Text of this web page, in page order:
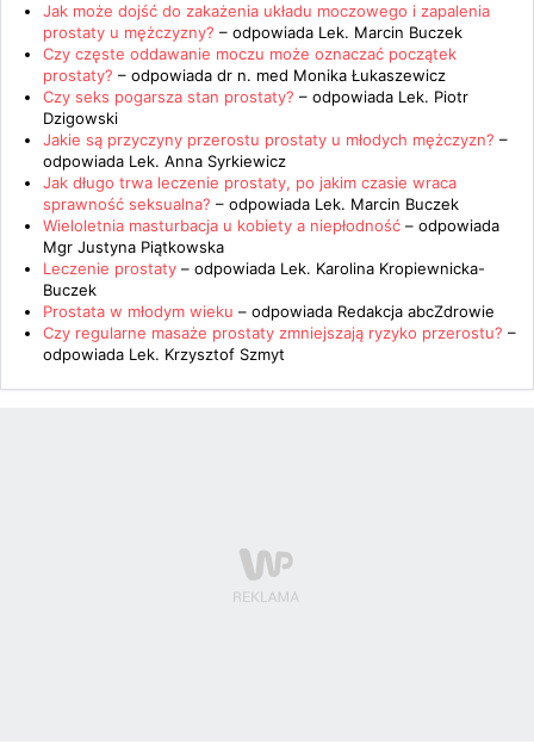
Jak może dojść do zakażenia układu moczowego i zapalenia
prostaty u mężczyzny? – odpowiada Lek. Marcin Buczek
Czy częste oddawanie moczu może oznaczać początek
prostaty? – odpowiada dr n. med Monika Łukaszewicz
Czy seks pogarsza stan prostaty? – odpowiada Lek. Piotr
Dzigowski
Jakie są przyczyny przerostu prostaty u młodych mężczyzn? –
odpowiada Lek. Anna Syrkiewicz
Jak długo trwa leczenie prostaty, po jakim czasie wraca
sprawność seksualna? – odpowiada Lek. Marcin Buczek
Wieloletnia masturbacja u kobiety a niepłodność – odpowiada
Mgr Justyna Piątkowska
Leczenie prostaty – odpowiada Lek. Karolina Kropiewnicka-
Buczek
Prostata w młodym wieku – odpowiada Redakcja abcZdrowie
Czy regularne masaże prostaty zmniejszają ryzyko przerostu? –
odpowiada Lek. Krzysztof Szmyt